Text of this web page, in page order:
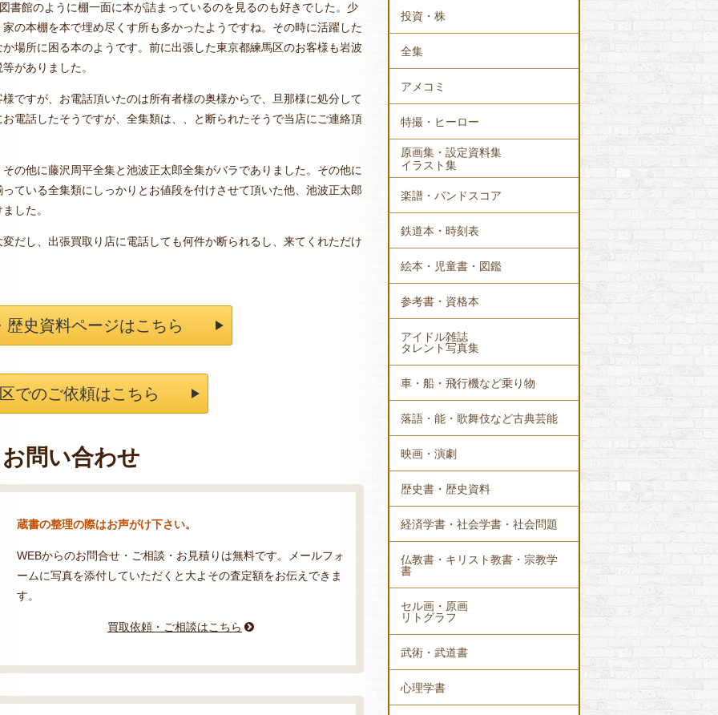
書館のように棚一面に本が詰まっているのを見るのも好きでした。少
の本棚を本で埋め尽くす所も多かったようですね。その時に活躍した
場所に困る本のようです。前に出張した東京都練馬区のお客様も岩波
がありました。
ですが、お電話頂いたのは所有者様の奥様からで、旦那様に処分して
電話したそうですが、全集類は、、と断られたそうで当店にご連絡頂
の他に藤沢周平全集と池波正太郎全集がバラでありました。その他に
ている全集類にしっかりとお値段を付けさせて頂いた他、池波正太郎
した。
だし、出張買取り店に電話しても何件か断られるし、来てくれただけ
歴史資料ページはこちら
でのご依頼はこちら
お問い合わせ
蔵書の整理の際はお声がけ下さい。
WEBからのお問合せ・ご相談・お見積りは無料です。メールフォ
ームに写真を添付していただくと大よその査定額をお伝えできま
す。
買取依頼・ご相談はこちら
投資・株
全集
アメコミ
特撮・ヒーロー
原画集・設定資料集
イラスト集
楽譜・バンドスコア
鉄道本・時刻表
絵本・児童書・図鑑
参考書・資格本
アイドル雑誌
タレント写真集
車・船・飛行機など乗り物
落語・能・歌舞伎など古典芸能
映画・演劇
歴史書・歴史資料
経済学書・社会学書・社会問題
仏教書・キリスト教書・宗教学
書
セル画・原画
リトグラフ
武術・武道書
心理学書